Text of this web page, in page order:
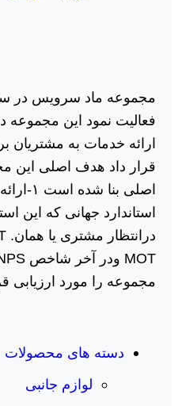
فعالیت نمود این مجموعه
قرار داد هدف اصلی این
اصلی
استاندارد جهانی که این
مجموعه را مورد
دسته های محصولات
لوازم جانبی